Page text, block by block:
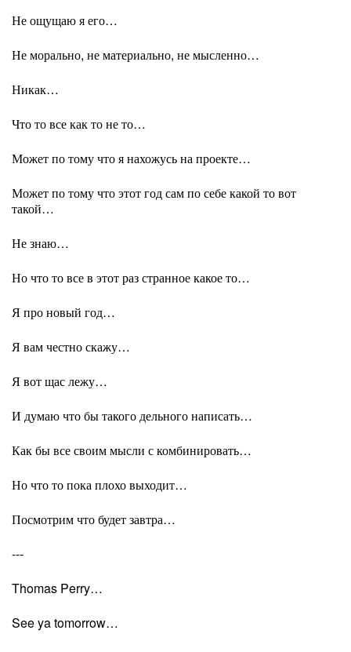
Не ощущаю я его…
Не морально, не материально, не мысленно…
Никак…
Что то все как то не то…
Может по тому что я нахожусь на проекте…
Может по тому что этот год сам по себе какой то вот
такой…
Не знаю…
Но что то все в этот раз странное какое то…
Я про новый год…
Я вам честно скажу…
Я вот щас лежу…
И думаю что бы такого дельного написать…
Как бы все своим мысли с комбинировать…
Но что то пока плохо выходит…
Посмотрим что будет завтра…
---
Thomas Perry…
See ya tomorrow…